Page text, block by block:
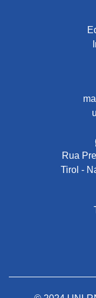
Rua
Tirol -